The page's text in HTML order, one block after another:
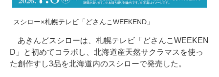
スシロー×札幌テレビ「どさんこWEEKEND」
あきんどスシローは、札幌テレビ「どさんこWEEKEN
D」と初めてコラボし、北海道産天然サクラマスを使っ
た創作すし3品を北海道内のスシローで発売した。